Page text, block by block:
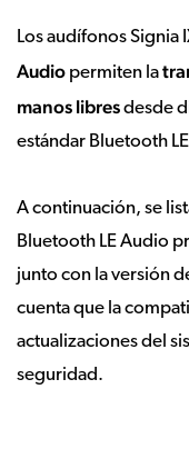
Los audífonos Signia
Audio permiten la
manos libresdesde
estándar Bluetooth
A continuación, se
Bluetooth LE Audio
junto con la versión
cuenta que la
actualizaciones del
seguridad.